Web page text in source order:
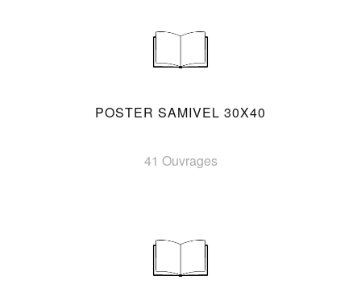
POSTER SAMIVEL 30X40
41 Ouvrages